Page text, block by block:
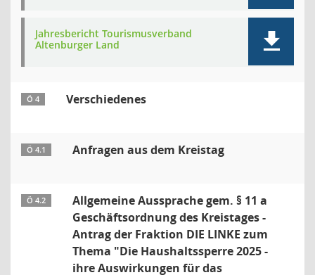
Jahresbericht Tourismusverband
Altenburger Land
Ö 4 Verschiedenes
Ö 4.1 Anfragen aus dem Kreistag
Ö 4.2
Allgemeine Aussprache gem. § 11 a
Geschäftsordnung des Kreistages -
Antrag der Fraktion DIE LINKE zum
Thema "Die Haushaltssperre 2025 -
ihre Auswirkungen für das